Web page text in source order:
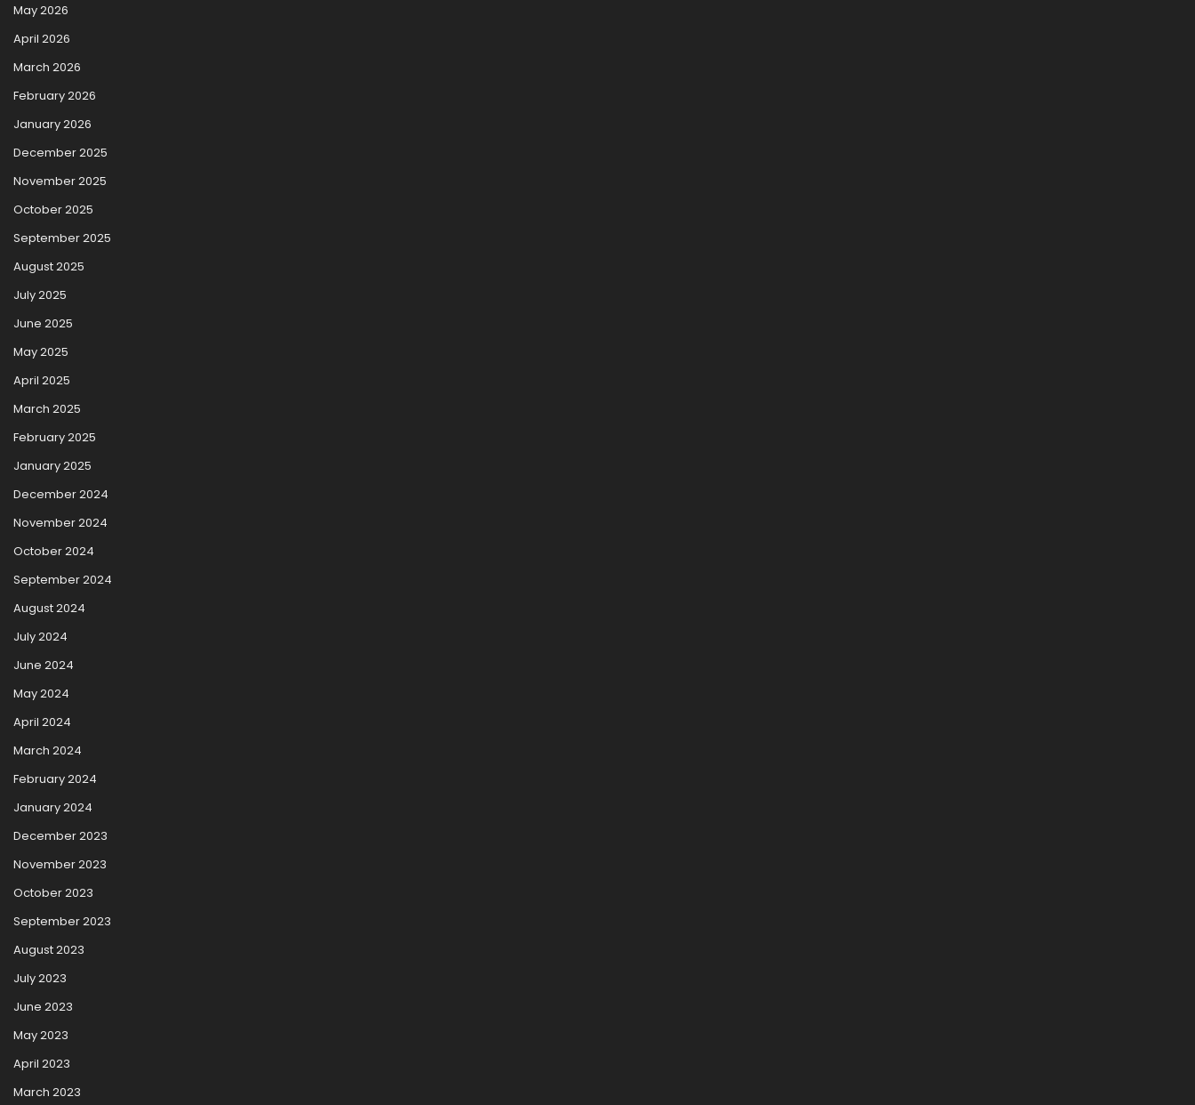
May 2026
April 2026
March 2026
February 2026
January 2026
December 2025
November 2025
October 2025
September 2025
August 2025
July 2025
June 2025
May 2025
April 2025
March 2025
February 2025
January 2025
December 2024
November 2024
October 2024
September 2024
August 2024
July 2024
June 2024
May 2024
April 2024
March 2024
February 2024
January 2024
December 2023
November 2023
October 2023
September 2023
August 2023
July 2023
June 2023
May 2023
April 2023
March 2023